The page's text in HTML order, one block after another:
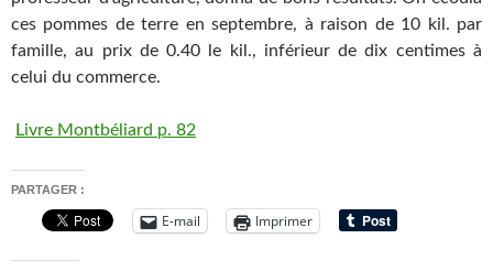
ces pommes de terre en septembre, à raison de 10 kil. par
famille, au prix de 0.40 le kil., inférieur de dix centimes à
celui du commerce.
Livre Montbéliard p. 82
PARTAGER :
E-mail Imprimer